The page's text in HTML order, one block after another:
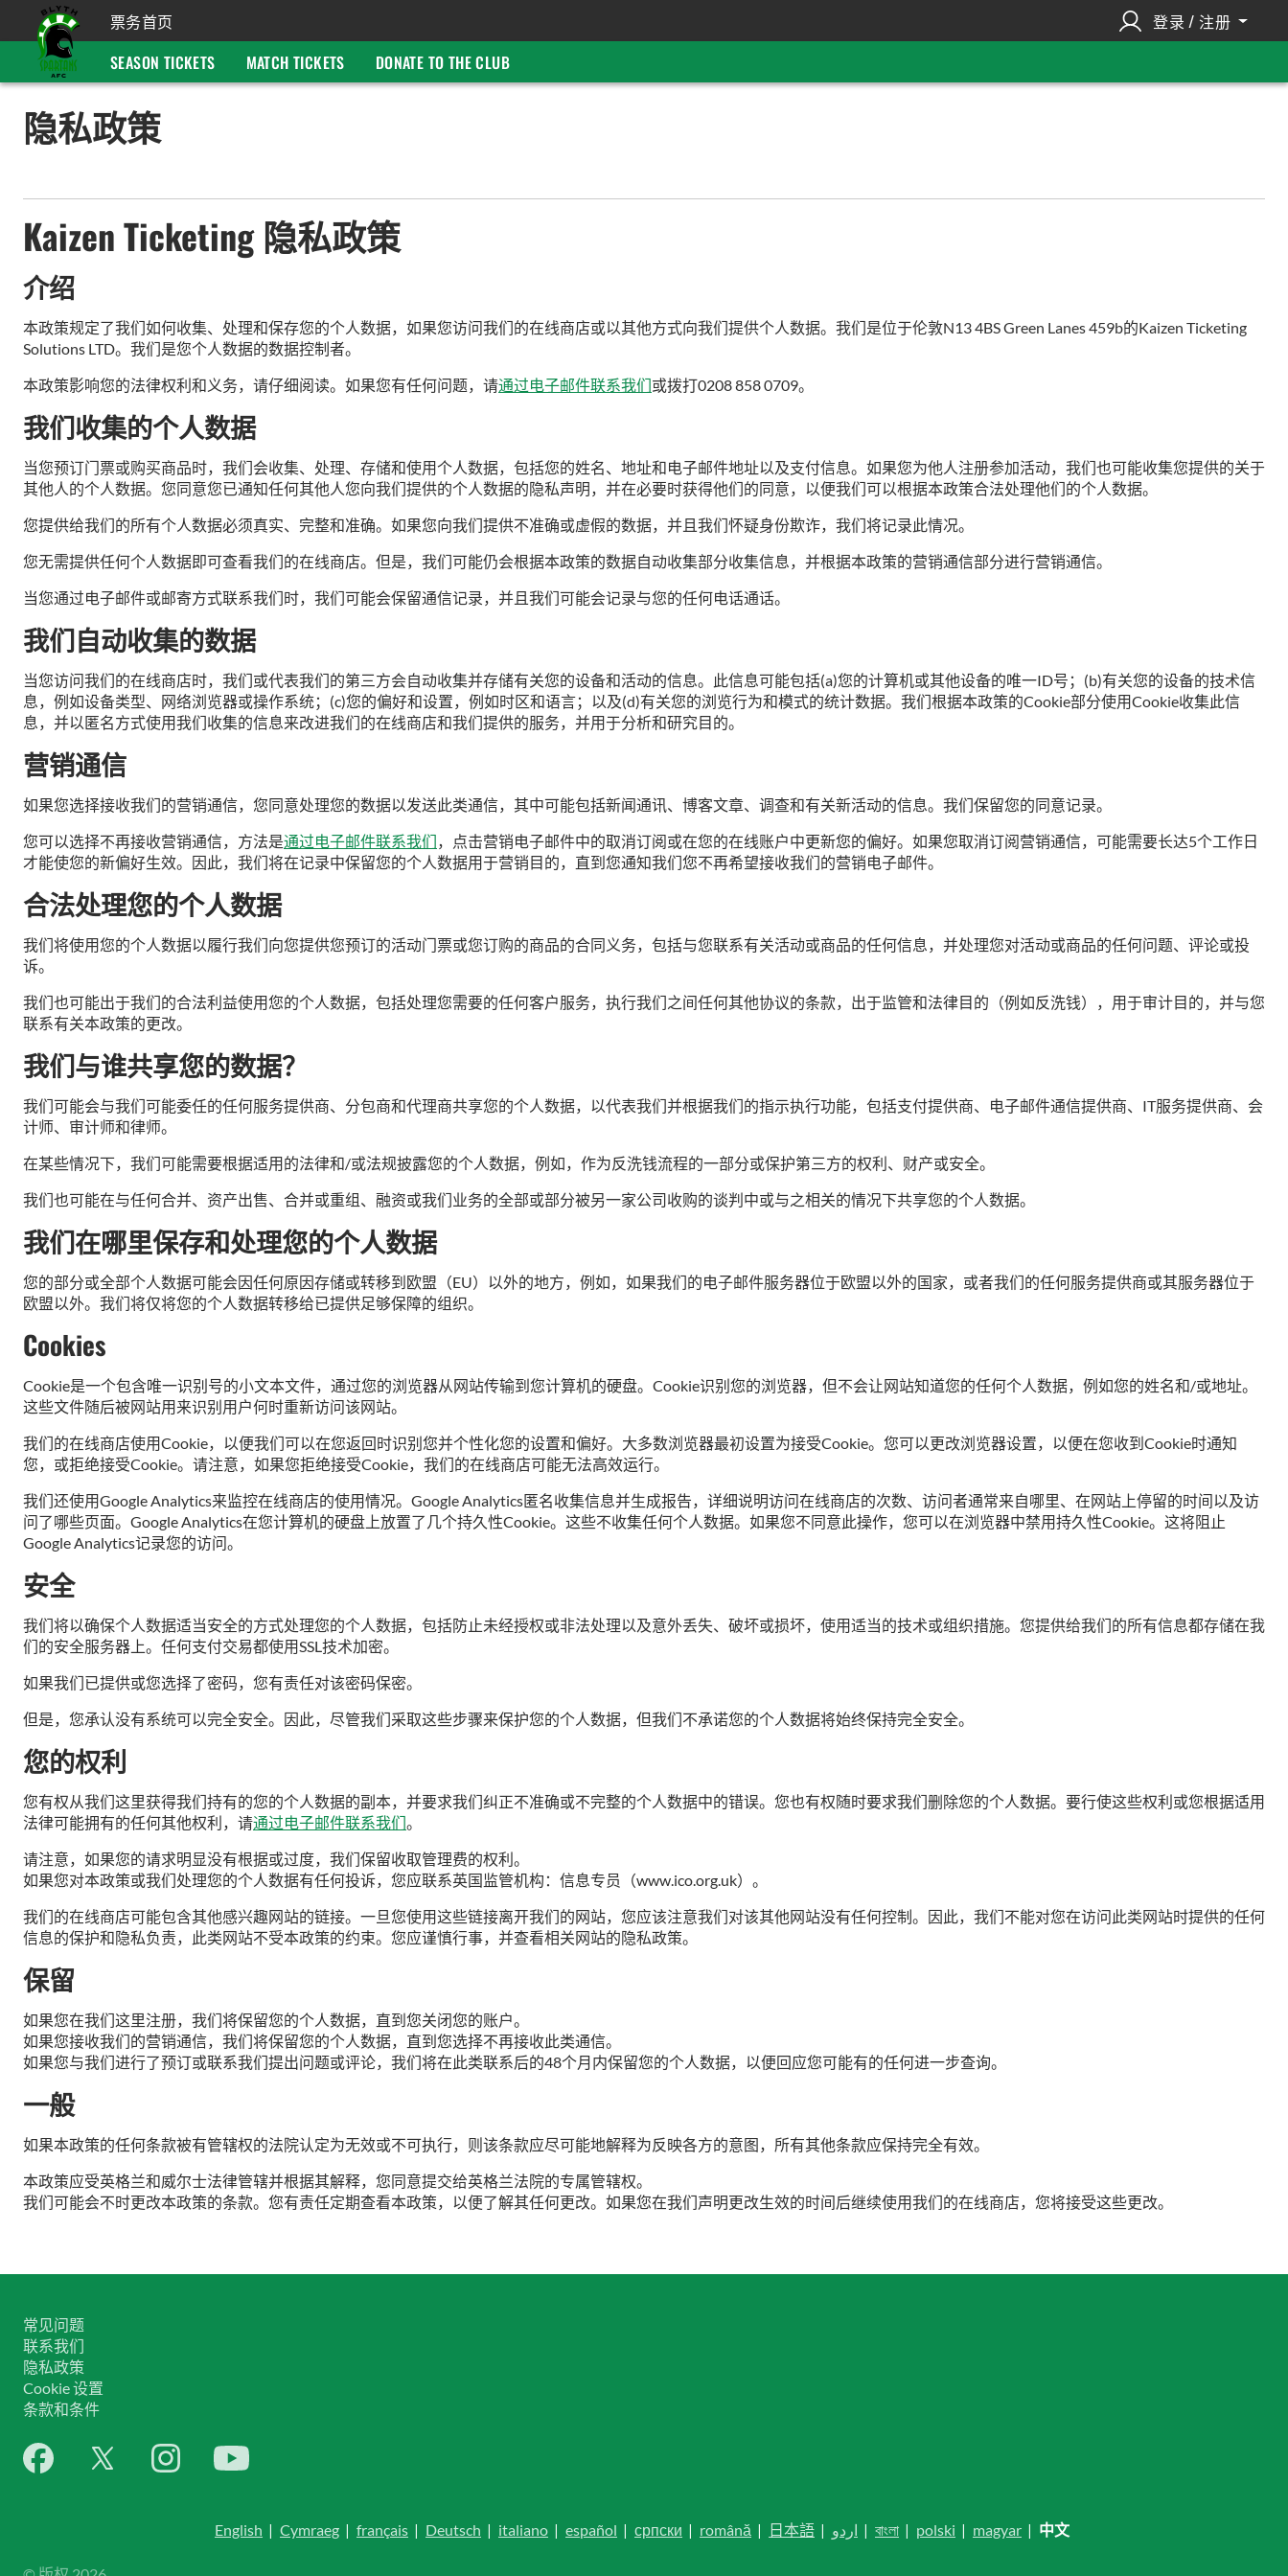
票务首页
登录 / 注册
SEASON TICKETS
MATCH TICKETS DONATE TO THE CLUB
隐私政策
Kaizen Ticketing 隐私政策
介绍
本政策规定了我们如何收集、处理和保存您的个人数据，如果您访问我们的在线商店或以其他方式向我们提供个人数据。我们是位于伦敦N13 4BS Green Lanes 459b的Kaizen Ticketing
Solutions LTD。我们是您个人数据的数据控制者。
本政策影响您的法律权利和义务，请仔细阅读。如果您有任何问题，请通过电子邮件联系我们或拨打0208 858 0709。
我们收集的个人数据
当您预订门票或购买商品时，我们会收集、处理、存储和使用个人数据，包括您的姓名、地址和电子邮件地址以及支付信息。如果您为他人注册参加活动，我们也可能收集您提供的关于
其他人的个人数据。您同意您已通知任何其他人您向我们提供的个人数据的隐私声明，并在必要时获得他们的同意，以便我们可以根据本政策合法处理他们的个人数据。
您提供给我们的所有个人数据必须真实、完整和准确。如果您向我们提供不准确或虚假的数据，并且我们怀疑身份欺诈，我们将记录此情况。
您无需提供任何个人数据即可查看我们的在线商店。但是，我们可能仍会根据本政策的数据自动收集部分收集信息，并根据本政策的营销通信部分进行营销通信。
当您通过电子邮件或邮寄方式联系我们时，我们可能会保留通信记录，并且我们可能会记录与您的任何电话通话。
我们自动收集的数据
当您访问我们的在线商店时，我们或代表我们的第三方会自动收集并存储有关您的设备和活动的信息。此信息可能包括(a)您的计算机或其他设备的唯一ID号；(b)有关您的设备的技术信
息，例如设备类型、网络浏览器或操作系统；(c)您的偏好和设置，例如时区和语言；以及(d)有关您的浏览行为和模式的统计数据。我们根据本政策的Cookie部分使用Cookie收集此信
息，并以匿名方式使用我们收集的信息来改进我们的在线商店和我们提供的服务，并用于分析和研究目的。
营销通信
如果您选择接收我们的营销通信，您同意处理您的数据以发送此类通信，其中可能包括新闻通讯、博客文章、调查和有关新活动的信息。我们保留您的同意记录。
您可以选择不再接收营销通信，方法是通过电子邮件联系我们，点击营销电子邮件中的取消订阅或在您的在线账户中更新您的偏好。如果您取消订阅营销通信，可能需要长达5个工作日
才能使您的新偏好生效。因此，我们将在记录中保留您的个人数据用于营销目的，直到您通知我们您不再希望接收我们的营销电子邮件。
合法处理您的个人数据
我们将使用您的个人数据以履行我们向您提供您预订的活动门票或您订购的商品的合同义务，包括与您联系有关活动或商品的任何信息，并处理您对活动或商品的任何问题、评论或投
诉。
我们也可能出于我们的合法利益使用您的个人数据，包括处理您需要的任何客户服务，执行我们之间任何其他协议的条款，出于监管和法律目的（例如反洗钱），用于审计目的，并与您
联系有关本政策的更改。
我们与谁共享您的数据？
我们可能会与我们可能委任的任何服务提供商、分包商和代理商共享您的个人数据，以代表我们并根据我们的指示执行功能，包括支付提供商、电子邮件通信提供商、IT服务提供商、会
计师、审计师和律师。
在某些情况下，我们可能需要根据适用的法律和/或法规披露您的个人数据，例如，作为反洗钱流程的一部分或保护第三方的权利、财产或安全。
我们也可能在与任何合并、资产出售、合并或重组、融资或我们业务的全部或部分被另一家公司收购的谈判中或与之相关的情况下共享您的个人数据。
我们在哪里保存和处理您的个人数据
您的部分或全部个人数据可能会因任何原因存储或转移到欧盟（EU）以外的地方，例如，如果我们的电子邮件服务器位于欧盟以外的国家，或者我们的任何服务提供商或其服务器位于
欧盟以外。我们将仅将您的个人数据转移给已提供足够保障的组织。
Cookies
Cookie是一个包含唯一识别号的小文本文件，通过您的浏览器从网站传输到您计算机的硬盘。Cookie识别您的浏览器，但不会让网站知道您的任何个人数据，例如您的姓名和/或地址。
这些文件随后被网站用来识别用户何时重新访问该网站。
我们的在线商店使用Cookie，以便我们可以在您返回时识别您并个性化您的设置和偏好。大多数浏览器最初设置为接受Cookie。您可以更改浏览器设置，以便在您收到Cookie时通知
您，或拒绝接受Cookie。请注意，如果您拒绝接受Cookie，我们的在线商店可能无法高效运行。
我们还使用Google Analytics来监控在线商店的使用情况。Google Analytics匿名收集信息并生成报告，详细说明访问在线商店的次数、访问者通常来自哪里、在网站上停留的时间以及访
问了哪些页面。Google Analytics在您计算机的硬盘上放置了几个持久性Cookie。这些不收集任何个人数据。如果您不同意此操作，您可以在浏览器中禁用持久性Cookie。这将阻止
Google Analytics记录您的访问。
安全
我们将以确保个人数据适当安全的方式处理您的个人数据，包括防止未经授权或非法处理以及意外丢失、破坏或损坏，使用适当的技术或组织措施。您提供给我们的所有信息都存储在我
们的安全服务器上。任何支付交易都使用SSL技术加密。
如果我们已提供或您选择了密码，您有责任对该密码保密。
但是，您承认没有系统可以完全安全。因此，尽管我们采取这些步骤来保护您的个人数据，但我们不承诺您的个人数据将始终保持完全安全。
您的权利
您有权从我们这里获得我们持有的您的个人数据的副本，并要求我们纠正不准确或不完整的个人数据中的错误。您也有权随时要求我们删除您的个人数据。要行使这些权利或您根据适用
法律可能拥有的任何其他权利，请通过电子邮件联系我们。
请注意，如果您的请求明显没有根据或过度，我们保留收取管理费的权利。
如果您对本政策或我们处理您的个人数据有任何投诉，您应联系英国监管机构：信息专员（www.ico.org.uk）。
我们的在线商店可能包含其他感兴趣网站的链接。一旦您使用这些链接离开我们的网站，您应该注意我们对该其他网站没有任何控制。因此，我们不能对您在访问此类网站时提供的任何
信息的保护和隐私负责，此类网站不受本政策的约束。您应谨慎行事，并查看相关网站的隐私政策。
保留
如果您在我们这里注册，我们将保留您的个人数据，直到您关闭您的账户。
如果您接收我们的营销通信，我们将保留您的个人数据，直到您选择不再接收此类通信。
如果您与我们进行了预订或联系我们提出问题或评论，我们将在此类联系后的48个月内保留您的个人数据，以便回应您可能有的任何进一步查询。
一般
如果本政策的任何条款被有管辖权的法院认定为无效或不可执行，则该条款应尽可能地解释为反映各方的意图，所有其他条款应保持完全有效。
本政策应受英格兰和威尔士法律管辖并根据其解释，您同意提交给英格兰法院的专属管辖权。
我们可能会不时更改本政策的条款。您有责任定期查看本政策，以便了解其任何更改。如果您在我们声明更改生效的时间后继续使用我们的在线商店，您将接受这些更改。
常见问题
联系我们
隐私政策
Cookie 设置
条款和条件
English | Cymraeg | français | Deutsch | italiano | español | српски | română | 日本語 | اردو | বাংলা | polski | magyar | 中文